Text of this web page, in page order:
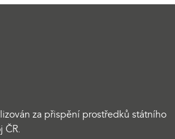
za přispění prostředků státního
ČR.